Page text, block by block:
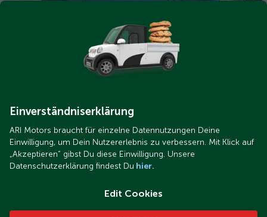
Tipps zum optimalen Aufladen eines Elektrofahrzeugs
10 Tipps zum optimalen Aufladen Ihres Elektrofahrzeugs
Einverständniserklärung
ARI Motors braucht für einzelne Datennutzungen Deine
Einwilligung, um Dein Nutzererlebnis zu verbessern. Mit Klick auf
„Akzeptieren“ gibst Du diese Einwilligung. Unsere
Datenschutzerklärung findest Du hier.
Edit Cookies